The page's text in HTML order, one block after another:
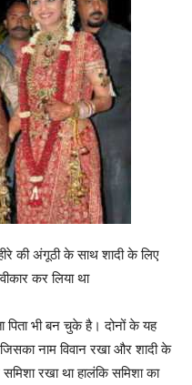
की अंगूठी के साथ शादी के लिए
कर लिया था
पिता भी बन चुके है। दोनों के यह
नाम विवान रखा और शादी के
रखा था हालंकि समिशा का